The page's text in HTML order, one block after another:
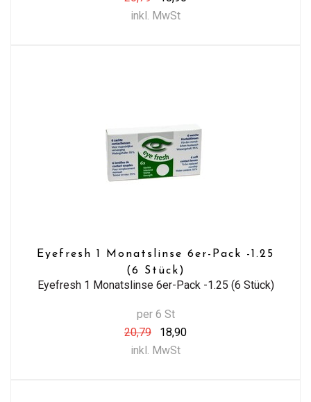
inkl. MwSt
Eyefresh 1 Monatslinse 6er-Pack -1.25
(6 Stück)
Eyefresh 1 Monatslinse 6er-Pack -1.25 (6 Stück)
per 6 St
20,79
18,90
inkl. MwSt